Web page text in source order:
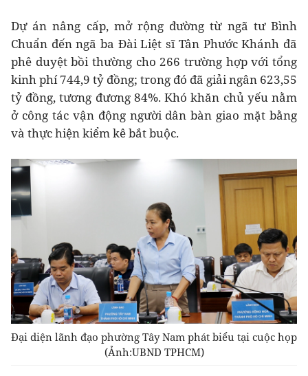
Dự án nâng cấp, mở rộng đường từ ngã tư Bình
Chuẩn đến ngã ba Đài Liệt sĩ Tân Phước Khánh đã
phê duyệt bồi thường cho 266 trường hợp với tổng
kinh phí 744,9 tỷ đồng; trong đó đã giải ngân 623,55
tỷ đồng, tương đương 84%. Khó khăn chủ yếu nằm
ở công tác vận động người dân bàn giao mặt bằng
và thực hiện kiểm kê bắt buộc.
Đại diện lãnh đạo phường Tây Nam phát biểu tại cuộc họp
(Ảnh:UBND TPHCM)